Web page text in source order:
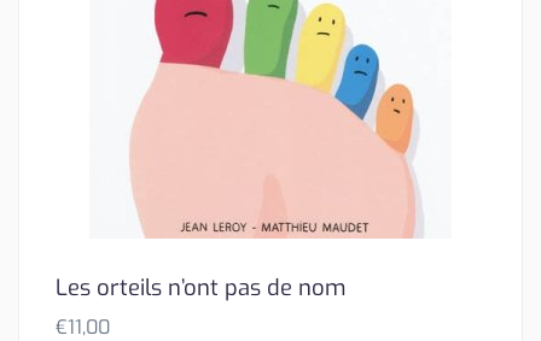
Les orteils n’ont pas de nom
€11,00